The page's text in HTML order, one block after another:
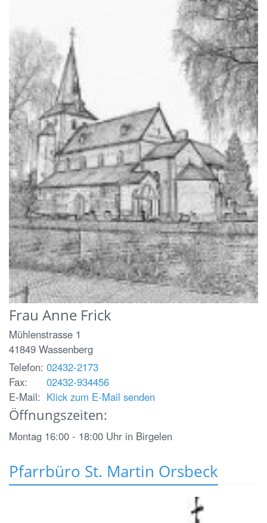
Frau Anne Frick
Mühlenstrasse 1
41849 Wassenberg
Telefon: 02432-2173
Fax:
02432-934456
E-Mail: Klick zum E-Mail senden
Öffnungszeiten:
Montag 16:00 - 18:00 Uhr in Birgelen
Pfarrbüro St. Martin Orsbeck